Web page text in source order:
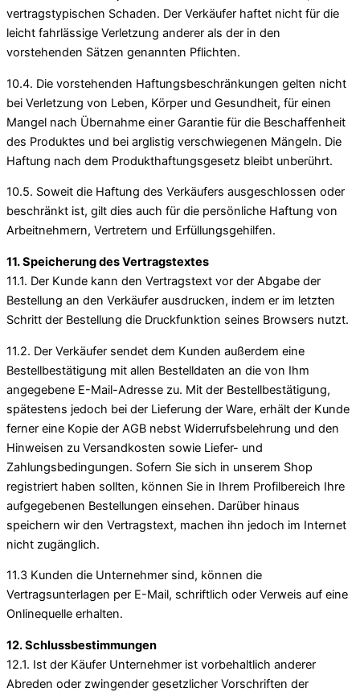
vertragstypischen Schaden. Der Verkäufer haftet nicht für die
leicht fahrlässige Verletzung anderer als der in den
vorstehenden Sätzen genannten Pflichten.
10.4. Die vorstehenden Haftungsbeschränkungen gelten nicht
bei Verletzung von Leben, Körper und Gesundheit, für einen
Mangel nach Übernahme einer Garantie für die Beschaffenheit
des Produktes und bei arglistig verschwiegenen Mängeln. Die
Haftung nach dem Produkthaftungsgesetz bleibt unberührt.
10.5. Soweit die Haftung des Verkäufers ausgeschlossen oder
beschränkt ist, gilt dies auch für die persönliche Haftung von
Arbeitnehmern, Vertretern und Erfüllungsgehilfen.
11. Speicherung des Vertragstextes
11.1. Der Kunde kann den Vertragstext vor der Abgabe der
Bestellung an den Verkäufer ausdrucken, indem er im letzten
Schritt der Bestellung die Druckfunktion seines Browsers nutzt.
11.2. Der Verkäufer sendet dem Kunden außerdem eine
Bestellbestätigung mit allen Bestelldaten an die von Ihm
angegebene E-Mail-Adresse zu. Mit der Bestellbestätigung,
spätestens jedoch bei der Lieferung der Ware, erhält der Kunde
ferner eine Kopie der AGB nebst Widerrufsbelehrung und den
Hinweisen zu Versandkosten sowie Liefer- und
Zahlungsbedingungen. Sofern Sie sich in unserem Shop
registriert haben sollten, können Sie in Ihrem Profilbereich Ihre
aufgegebenen Bestellungen einsehen. Darüber hinaus
speichern wir den Vertragstext, machen ihn jedoch im Internet
nicht zugänglich.
11.3 Kunden die Unternehmer sind, können die
Vertragsunterlagen per E-Mail, schriftlich oder Verweis auf eine
Onlinequelle erhalten.
12. Schlussbestimmungen
12.1. Ist der Käufer Unternehmer ist vorbehaltlich anderer
Abreden oder zwingender gesetzlicher Vorschriften der